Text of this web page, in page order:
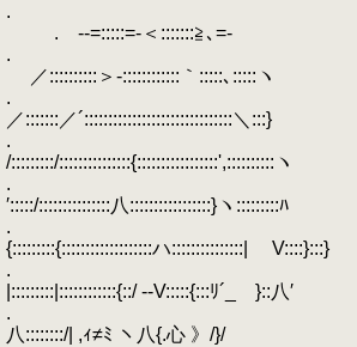
. -‐=:::::=-＜:::::::≧､=-
／::::::::::＞-::::::::::::｀:::::､:::::ヽ
／:::::::／´:::::::::::::::::::::::::::::::＼:::}
/:::::::::/:::::::::::::::{:::::::::::::::::',::::::::::ヽ
′:::::/:::::::::::::::八:::::::::::::::::}ヽ:::::::::ﾊ
{:::::::::{:::::::::::::::::::ハ:::::::::::::::| V::::}:::}
|:::::::::|::::::::::::{::/ -‐V:::::{:::ﾘ´_ }::八′
. 八
八::::::::/| ,ｨ≠ﾐ ヽ八{.心 》/}/